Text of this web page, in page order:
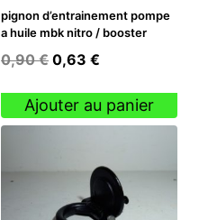
pignon d’entrainement pompe
a huile mbk nitro / booster
0,90€ Le
initial
était :
0,63 €
actuel
est :
Ajouter au panier